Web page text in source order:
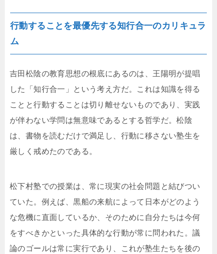
行動することを最優先する知行合一のカリキュラ
ム
吉田松陰の教育思想の根底にあるのは、王陽明が提唱
した「知行合一」という考え方だ。これは知識を得る
ことと行動することは切り離せないものであり、実践
が伴わない学問は無意味であるとする哲学だ。松陰
は、書物を読むだけで満足し、行動に移さない塾生を
厳しく戒めたのである。
松下村塾での授業は、常に現実の社会問題と結びつい
ていた。例えば、黒船の来航によって日本がどのよう
な危機に直面しているか、そのために自分たちは今何
をすべきかといった具体的な行動が常に問われた。議
論のゴールは常に実行であり、これが塾生たちを後の